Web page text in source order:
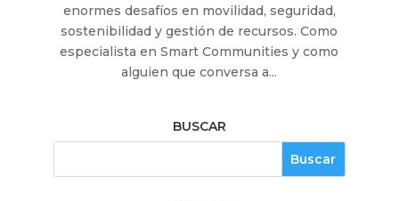
enormes desafíos en movilidad, seguridad,
sostenibilidad y gestión de recursos. Como
especialista en Smart Communities y como
alguien que conversa a...
BUSCAR